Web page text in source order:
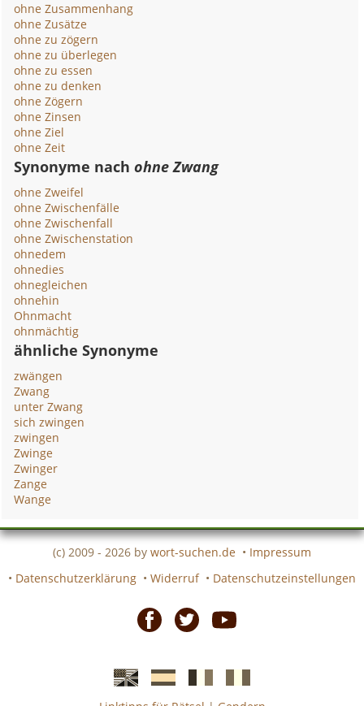
ohne Zusammenhang
ohne Zusätze
ohne zu zögern
ohne zu überlegen
ohne zu essen
ohne zu denken
ohne Zögern
ohne Zinsen
ohne Ziel
ohne Zeit
Synonyme nachohne Zwang
ohne Zweifel
ohne Zwischenfälle
ohne Zwischenfall
ohne Zwischenstation
ohnedem
ohnedies
ohnegleichen
ohnehin
Ohnmacht
ohnmächtig
ähnliche Synonyme
zwängen
Zwang
unter Zwang
sich zwingen
zwingen
Zwinge
Zwinger
Zange
Wange
(c) 2009 - 2026 by wort-suchen.de • Impressum
• Datenschutzerklärung • Widerruf • Datenschutzeinstellungen